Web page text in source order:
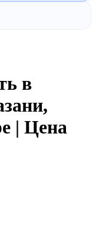
в
| Цена